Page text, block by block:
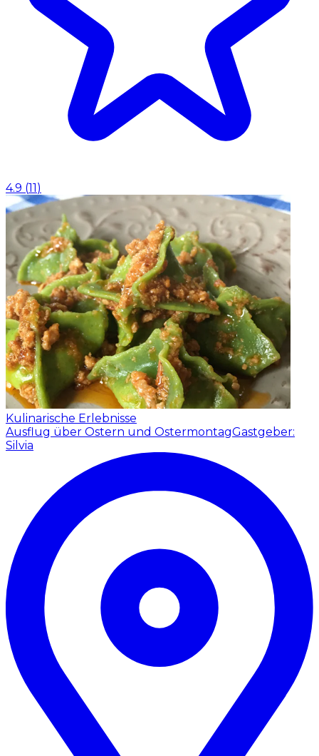
4.9 (11)
Kulinarische Erlebnisse
Ausflug über Ostern und OstermontagGastgeber:
Silvia